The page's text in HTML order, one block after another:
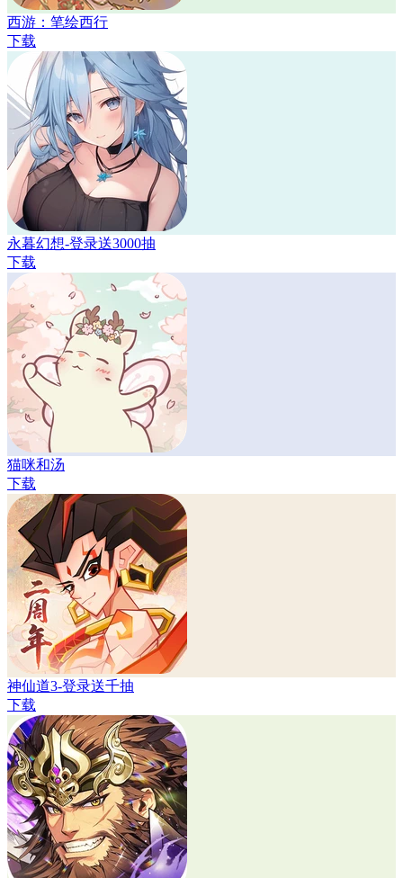
西游：笔绘西行
下载
永暮幻想-登录送3000抽
下载
猫咪和汤
下载
神仙道3-登录送千抽
下载